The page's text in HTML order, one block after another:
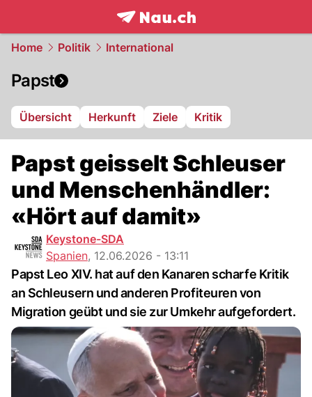
frontpage.NAU.ch
Home Politik International
Papst
Übersicht Herkunft Ziele Kritik
Papst geisselt Schleuser
und Menschenhändler:
«Hört auf damit»
Keystone-SDA
Spanien, 12.06.2026 - 13:11
Papst Leo XIV. hat auf den Kanaren scharfe Kritik
an Schleusern und anderen Profiteuren von
Migration geübt und sie zur Umkehr aufgefordert.